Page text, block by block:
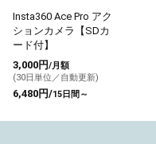
Insta360 Ace Pro アク
ションカメラ【SDカ
ード付】
3,000円/月額
(30日単位／自動更新)
6,480円/15日間～